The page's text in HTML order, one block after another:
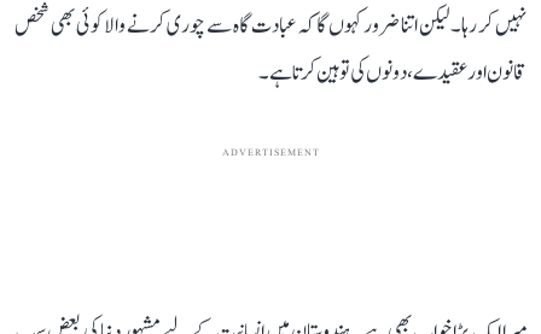
نہیں کر رہا۔ لیکن اتنا ضرور کہوں گا کہ عبادت گاہ سے چوری کرنے والا کوئی بھی شخص
قانون اور عقیدے، دونوں کی توہین کرتا ہے۔
ADVERTISEMENT